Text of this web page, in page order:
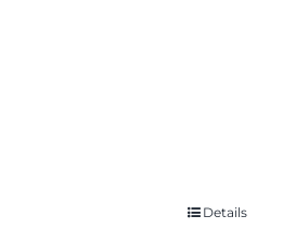
Details